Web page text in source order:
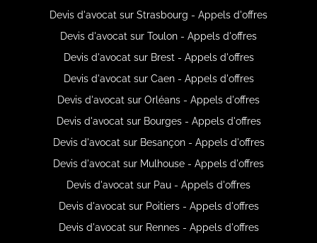
Devis d'avocat sur Strasbourg - Appels d'offres
Devis d'avocat sur Toulon - Appels d'offres
Devis d'avocat sur Brest - Appels d'offres
Devis d'avocat sur Caen - Appels d'offres
Devis d'avocat sur Orléans - Appels d'offres
Devis d'avocat sur Bourges - Appels d'offres
Devis d'avocat sur Besançon - Appels d'offres
Devis d'avocat sur Mulhouse - Appels d'offres
Devis d'avocat sur Pau - Appels d'offres
Devis d'avocat sur Poitiers - Appels d'offres
Devis d'avocat sur Rennes - Appels d'offres